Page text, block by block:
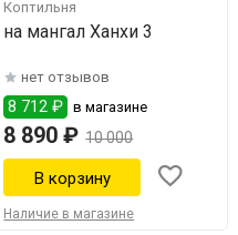
Коптильня
на мангал Ханхи 3
нет отзывов
8 712 ₽ в магазине
8 890 ₽ 10 000
Наличие в магазине